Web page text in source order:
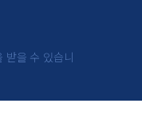
받을 수 있습니